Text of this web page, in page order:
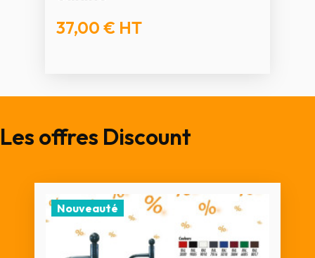
37,00 € HT
Les offres Discount
Nouveauté